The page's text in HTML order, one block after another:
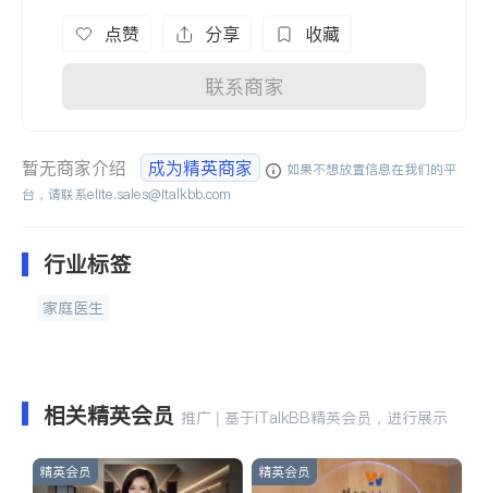
点赞 分享 收藏
联系商家
暂无商家介绍 成为精英商家
如果不想放置信息在我们的平
台，请联系elite.sales@italkbb.com
行业标签
家庭医生
相关精英会员 推广 | 基于iTalkBB精英会员，进行展示
精英会员 精英会员